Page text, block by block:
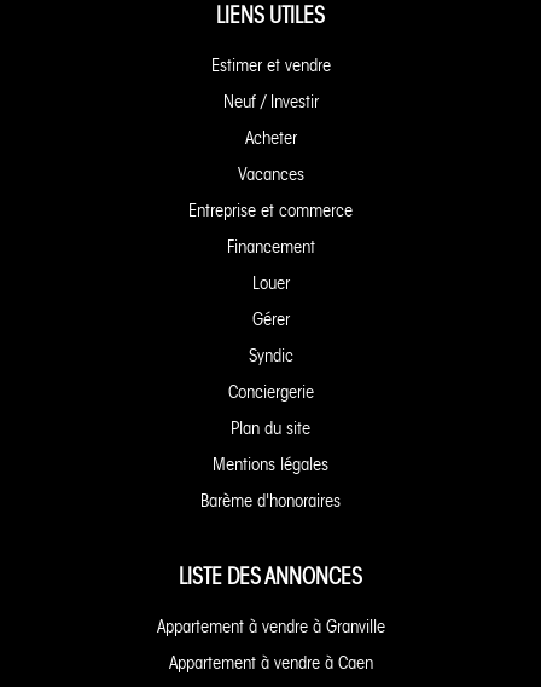
LIENS UTILES
Estimer et vendre
Neuf / Investir
Acheter
Vacances
Entreprise et commerce
Financement
Louer
Gérer
Syndic
Conciergerie
Plan du site
Mentions légales
Barème d'honoraires
LISTE DES ANNONCES
Appartement à vendre à Granville
Appartement à vendre à Caen